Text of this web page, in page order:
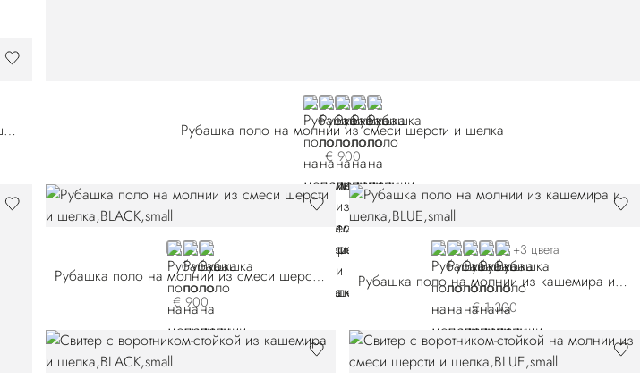
BLACK
BLUE E26374-3198
WHITE
YELLOW
BROWN
Рубашка поло на молнии из смеси шерсти и шелка
€ 900
Рубашка поло на молнии из шерсти и шелка
BLACK
BLUE E26371-3198
BLUE E26371-3903
Рубашка поло на молнии из смеси шерсти и шелка
€ 900
BLUEBROWN F26302-235
BROWN F26302-248
YELLOW
GREEN F26302-318
+3 цвета
Рубашка поло на молнии из кашемира и шелка
€ 1.300